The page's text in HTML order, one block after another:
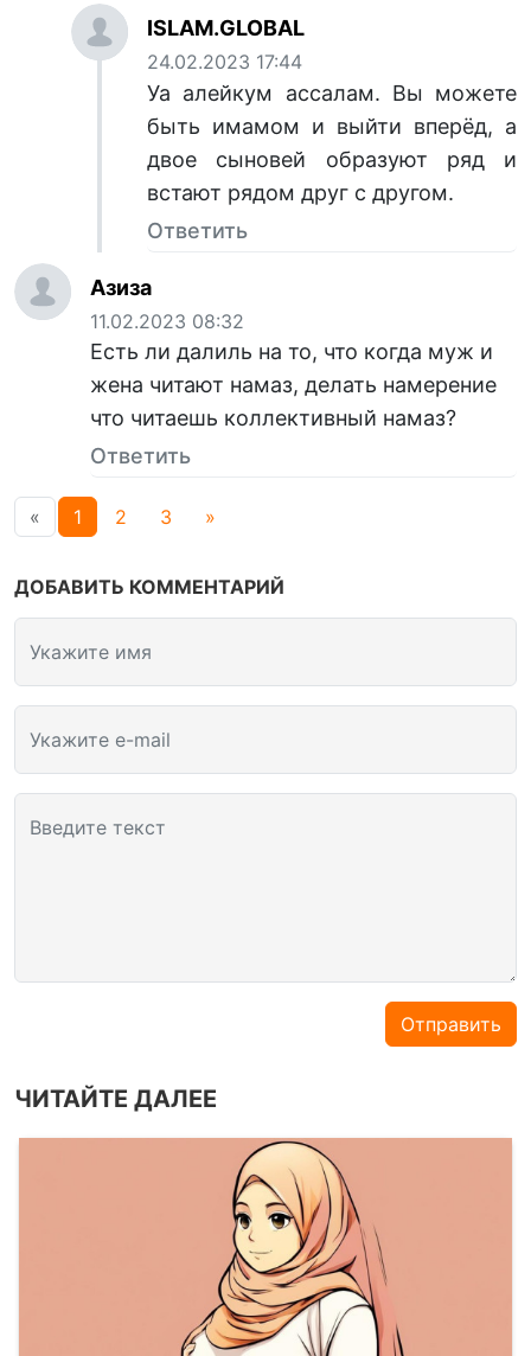
ISLAM.GLOBAL
24.02.2023 17:44
Уа алейкум ассалам. Вы можете
быть имамом и выйти вперёд, а
двое сыновей образуют ряд и
встают рядом друг с другом.
Ответить
Азиза
11.02.2023 08:32
Есть ли далиль на то, что когда муж и
жена читают намаз, делать намерение
что читаешь коллективный намаз?
Ответить
« 1 2 3 »
ДОБАВИТЬ КОММЕНТАРИЙ
Укажите имя
Укажите e-mail
Введите текст
Отправить
ЧИТАЙТЕ ДАЛЕЕ